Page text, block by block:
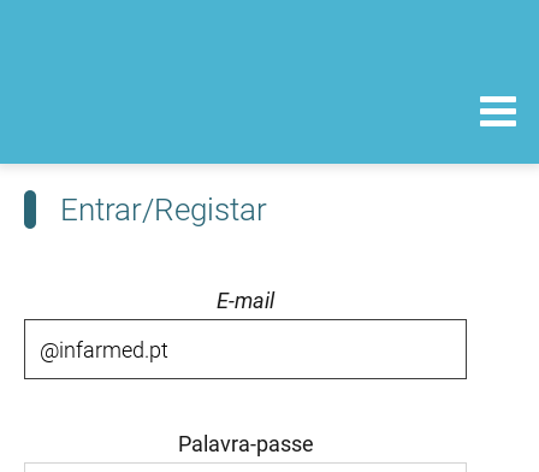
Entrar/Registar
E-mail
Palavra-passe